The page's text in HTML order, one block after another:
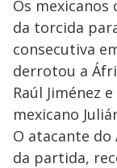
Os
da torcida
consecutiva
derrotou a
Raúl Jiménez
mexicano
O atacante do
da partida,